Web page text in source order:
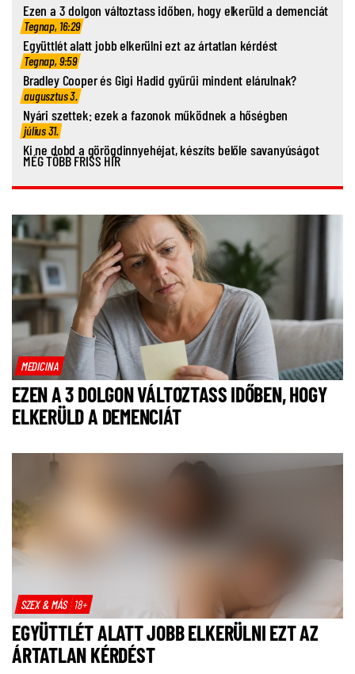
Ezen a 3 dolgon változtass időben, hogy elkerüld a demenciát
Tegnap, 16:29
Együttlét alatt jobb elkerülni ezt az ártatlan kérdést
Tegnap, 9:59
Bradley Cooper és Gigi Hadid gyűrűi mindent elárulnak?
augusztus 3.
Nyári szettek: ezek a fazonok működnek a hőségben
július 31.
Ki ne dobd a görögdinnyehéjat, készíts belőle savanyúságot
MÉG TÖBB FRISS HÍR
MEDICINA
EZEN A 3 DOLGON VÁLTOZTASS IDŐBEN, HOGY
ELKERÜLD A DEMENCIÁT
SZEX & MÁS 18+
EGYÜTTLÉT ALATT JOBB ELKERÜLNI EZT AZ
ÁRTATLAN KÉRDÉST